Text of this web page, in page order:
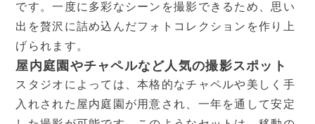
です。一度に多彩なシーンを撮影できるため、思い
出を贅沢に詰め込んだフォトコレクションを作り上
げられます。
屋内庭園やチャペルなど人気の撮影スポット
スタジオによっては、本格的なチャペルや美しく手
入れされた屋内庭園が用意され、一年を通して安定